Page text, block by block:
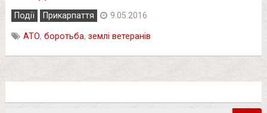
Події Прикарпаття 9.05.2016
АТО, боротьба, землі ветеранів